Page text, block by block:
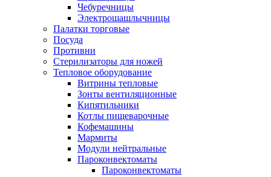
Чебуречницы
Электрошашлычницы
Палатки торговые
Посуда
Противни
Стерилизаторы для ножей
Тепловое оборудование
Витрины тепловые
Зонты вентиляционные
Кипятильники
Котлы пищеварочные
Кофемашины
Мармиты
Модули нейтральные
Пароконвектоматы
Пароконвектоматы